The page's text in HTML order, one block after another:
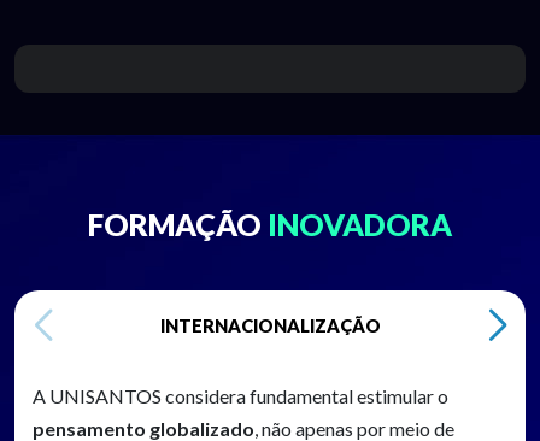
FORMAÇÃO INOVADORA
INTERNACIONALIZAÇÃO
A UNISANTOS considera fundamental estimular o
pensamento globalizado , não apenas por meio de